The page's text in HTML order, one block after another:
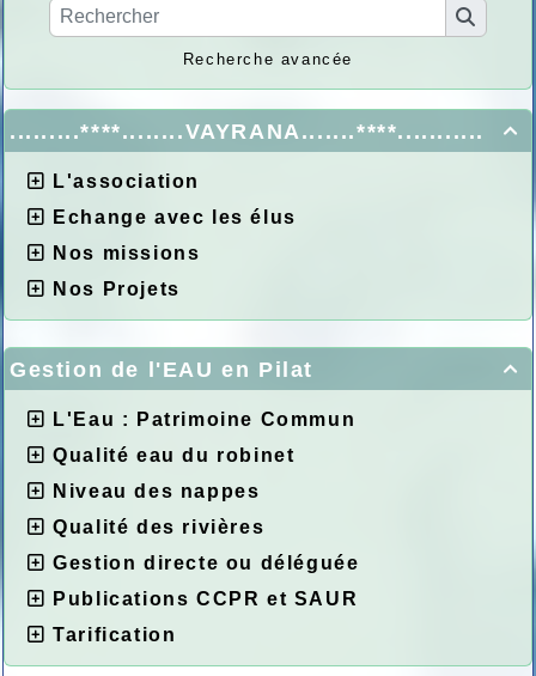
Recherche avancée

.........****........VAYRANA.......****...........
L'association
Echange avec les élus
Nos missions
Nos Projets

Gestion de l'EAU en Pilat
L'Eau : Patrimoine Commun
Qualité eau du robinet
Niveau des nappes
Qualité des rivières
Gestion directe ou déléguée
Publications CCPR et SAUR
Tarification